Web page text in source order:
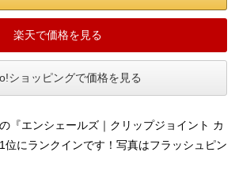
楽天で価格を見る
ショッピングで価格を見る
『エンシェールズ｜クリップジョイント カ
位にランクインです！写真はフラッシュピン